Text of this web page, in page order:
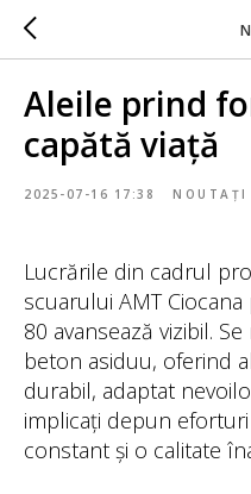
Aleile prind
capătă viață
2025-07-16 17:38 NOUTAȚI
Lucrările din cadrul
scuarului AMT
80 avansează vizibil.
beton asiduu, oferind
durabil, adaptat
implicați depun
constant și o calitate